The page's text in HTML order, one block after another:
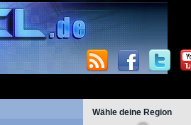
Wähle deine Region